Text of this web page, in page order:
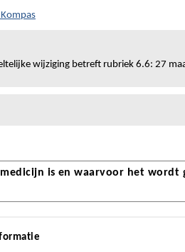
wijziging betreft rubriek 6.6: 27
is en waarvoor het wordt